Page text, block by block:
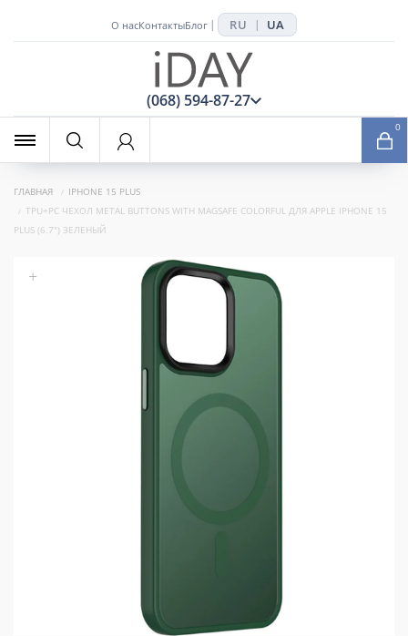
О насКонтактыБлог | RU | UA
(068) 594-87-27
0
ГЛАВНАЯ
IPHONE 15 PLUS
TPU+PC ЧЕХОЛ METAL BUTTONS WITH MAGSAFE COLORFUL ДЛЯ APPLE IPHONE 15
PLUS (6.7") ЗЕЛЕНЫЙ
+